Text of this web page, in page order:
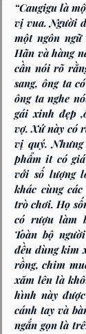
“Caugigu là
vị vua. Người
một ngôn
Hãn và hàng
cần nói rõ
sang, ông ta
ông ta nghe
gái xinh đẹp
vợ. Xứ này có
vị quý.
phẩm it có
với số lượng
khác cùng
trò chơi. Họ
có rượu làm
Toàn bộ
đều dùng kim
rồng, chim
xăm lên là
hình này
cánh tay và
ngắn gọn là